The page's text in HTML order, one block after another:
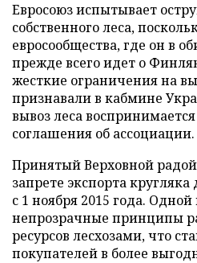
Евросоюз испытывает
собственного леса,
евросообщества, где он в
прежде всего идет о
жесткие ограничения на
признавали в кабмине
вывоз леса
соглашения об ассоциации.
Принятый Верховной
запрете экспорта
с 1 ноября 2015 года.
непрозрачные принципы
ресурсов лесхозами, что
покупателей в более